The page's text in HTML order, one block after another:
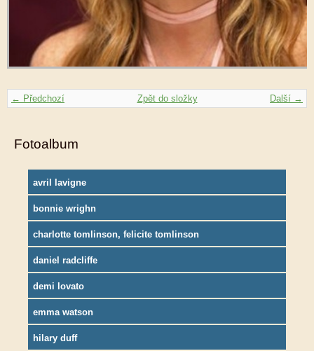
← Předchozí Další →
Zpět do složky
Fotoalbum
avril lavigne
bonnie wrighn
charlotte tomlinson, felicite tomlinson
daniel radcliffe
demi lovato
emma watson
hilary duff